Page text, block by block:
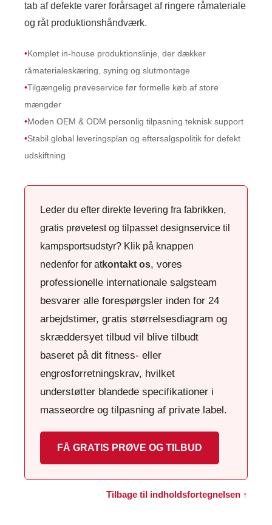
tab af defekte varer forårsaget af ringere råmateriale
og råt produktionshåndværk.
•Komplet in-house produktionslinje, der dækker
råmaterialeskæring, syning og slutmontage
•Tilgængelig prøveservice før formelle køb af store
mængder
•Moden OEM & ODM personlig tilpasning teknisk support
•Stabil global leveringsplan og eftersalgspolitik for defekt
udskiftning
Leder du efter direkte levering fra fabrikken,
gratis prøvetest og tilpasset designservice til
kampsportsudstyr? Klik på knappen
nedenfor for atkontakt os, vores
professionelle internationale salgsteam
besvarer alle forespørgsler inden for 24
arbejdstimer, gratis størrelsesdiagram og
skræddersyet tilbud vil blive tilbudt
baseret på dit fitness- eller
engrosforretningskrav, hvilket
understøtter blandede specifikationer i
masseordre og tilpasning af private label.
FÅ GRATIS PRØVE OG TILBUD
Tilbage til indholdsfortegnelsen ↑